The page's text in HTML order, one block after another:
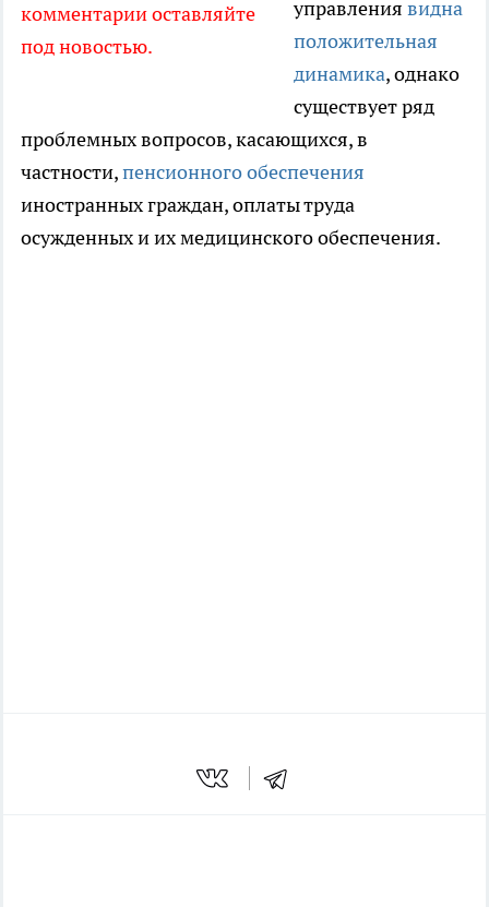
комментарии оставляйте
под новостью.
управления видна
положительная
динамика, однако
существует ряд
проблемных вопросов, касающихся, в
частности,пенсионного обеспечения
иностранных граждан, оплаты труда
осужденных и их медицинского обеспечения.